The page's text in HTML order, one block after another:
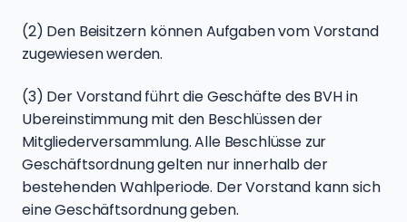
(2) Den Beisitzern können Aufgaben vom Vorstand
zugewiesen werden.
(3) Der Vorstand führt die Geschäfte des BVH in
Ubereinstimmung mit den Beschlüssen der
Mitgliederversammlung. Alle Beschlüsse zur
Geschäftsordnung gelten nur innerhalb der
bestehenden Wahlperiode. Der Vorstand kann sich
eine Geschäftsordnung geben.